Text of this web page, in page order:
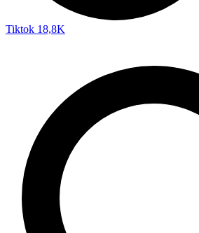
Tiktok 18,8K